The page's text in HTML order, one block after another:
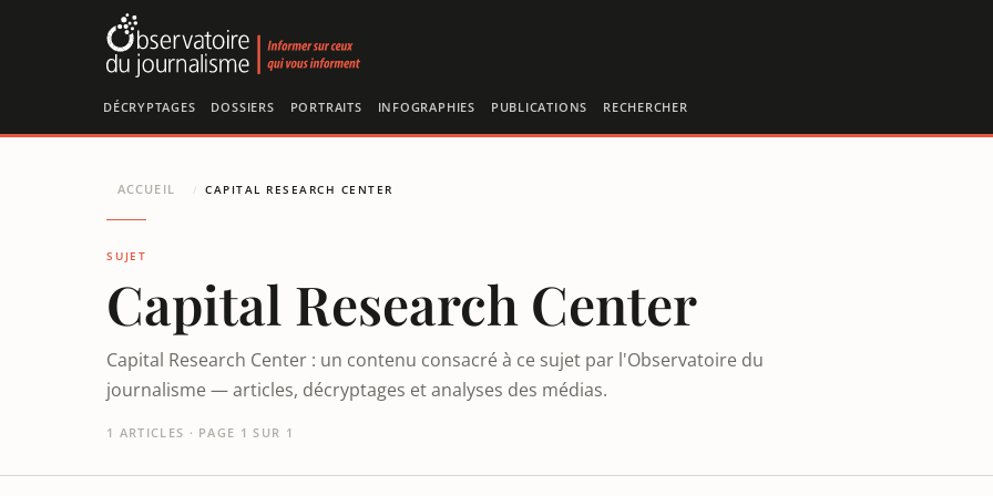
DÉCRYPTAGES DOSSIERS PORTRAITS INFOGRAPHIES PUBLICATIONS RECHERCHER
ACCUEIL / CAPITAL RESEARCH CENTER
SUJET
Capital Research Center
Capital Research Center : un contenu consacré à ce sujet par l'Observatoire du
journalisme — articles, décryptages et analyses des médias.
1 ARTICLES · PAGE 1 SUR 1
Panneau de gestion des cookies